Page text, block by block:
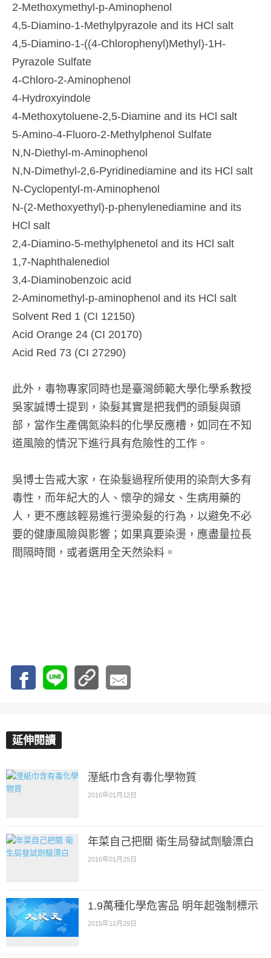
2-Methoxymethyl-p-Aminophenol
4,5-Diamino-1-Methylpyrazole and its HCl salt
4,5-Diamino-1-((4-Chlorophenyl)Methyl)-1H-
Pyrazole Sulfate
4-Chloro-2-Aminophenol
4-Hydroxyindole
4-Methoxytoluene-2,5-Diamine and its HCl salt
5-Amino-4-Fluoro-2-Methylphenol Sulfate
N,N-Diethyl-m-Aminophenol
N,N-Dimethyl-2,6-Pyridinediamine and its HCl salt
N-Cyclopentyl-m-Aminophenol
N-(2-Methoxyethyl)-p-phenylenediamine and its
HCl salt
2,4-Diamino-5-methylphenetol and its HCl salt
1,7-Naphthalenediol
3,4-Diaminobenzoic acid
2-Aminomethyl-p-aminophenol and its HCl salt
Solvent Red 1 (CI 12150)
Acid Orange 24 (CI 20170)
Acid Red 73 (CI 27290)
此外，毒物專家同時也是臺灣師範大學化學系教授
吳家誠博士提到，染髮其實是把我們的頭髮與頭
部，當作生產偶氮染料的化學反應槽，如同在不知
道風險的情況下進行具有危險性的工作。
吳博士告戒大家，在染髮過程所使用的染劑大多有
毒性，而年紀大的人、懷孕的婦女、生病用藥的
人，更不應該輕易進行燙染髮的行為，以避免不必
要的健康風險與影響；如果真要染燙，應盡量拉長
間隔時間，或者選用全天然染料。
延伸閱讀
溼紙巾含有毒化學物質
2016年01月12日
年菜自己把關 衛生局發試劑驗漂白
2016年01月25日
1.9萬種化學危害品 明年起強制標示
2015年12月29日